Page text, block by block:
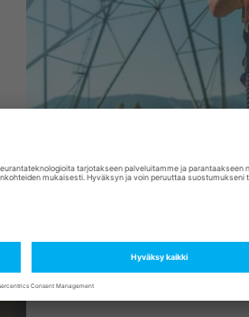
Toijala Works
Työturvallisuus on aina
toimintaa.